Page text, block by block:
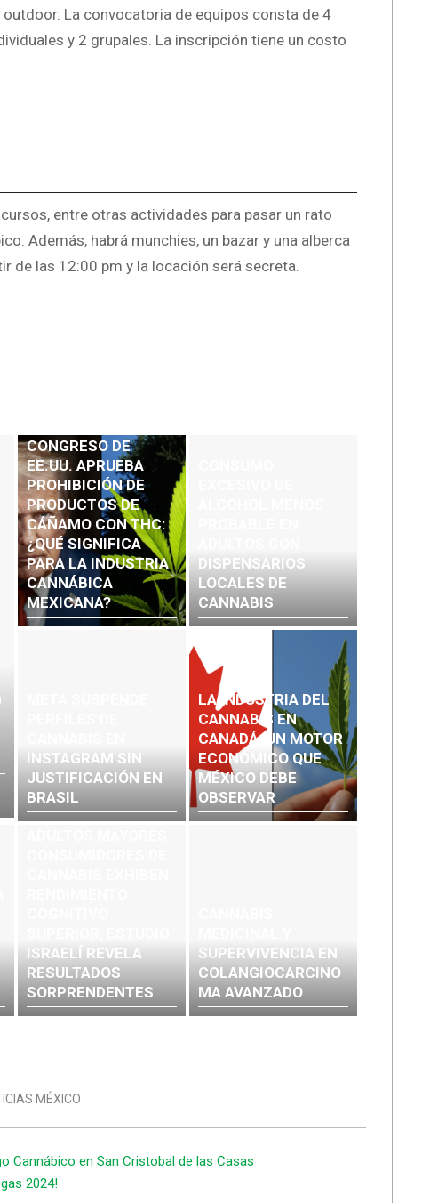
La convocatoria de equipos consta de 4
y 2 grupales. La inscripción tiene un costo
entre otras actividades para pasar un rato
Además, habrá munchies, un bazar y una alberca
de las 12:00 pm y la locación será secreta.
CONGRESO DE
EE.UU. APRUEBA
PROHIBICIÓN DE
PRODUCTOS DE
CÁÑAMO CON THC:
¿QUÉ SIGNIFICA
PARA LA INDUSTRIA
CANNÁBICA
MEXICANA?
DISPENSARIOS
LOCALES DE
CANNABIS
INSTAGRAM SIN
JUSTIFICACIÓN EN
BRASIL
LA INDUSTRIA DEL
CANNABIS EN
CANADÁ: UN MOTOR
ECONÓMICO QUE
MÉXICO DEBE
OBSERVAR
ISRAELÍ REVELA
RESULTADOS
SORPRENDENTES
SUPERVIVENCIA EN
COLANGIOCARCINO
MA AVANZADO
MÉXICO
Cannábico en San Cristobal de las Casas
2024!